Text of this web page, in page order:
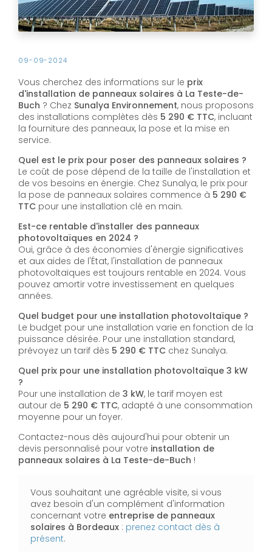
09-09-2024
Vous cherchez des informations sur le prix
d'installation de panneaux solaires à La Teste-de-
Buch ? Chez Sunalya Environnement, nous proposons
des installations complètes dès 5 290 € TTC, incluant
la fourniture des panneaux, la pose et la mise en
service.
Quel est le prix pour poser des panneaux solaires ?
Le coût de pose dépend de la taille de l'installation et
de vos besoins en énergie. Chez Sunalya, le prix pour
la pose de panneaux solaires commence à 5 290 €
TTC pour une installation clé en main.
Est-ce rentable d'installer des panneaux
photovoltaïques en 2024 ?
Oui, grâce à des économies d'énergie significatives
et aux aides de l'État, l'installation de panneaux
photovoltaïques est toujours rentable en 2024. Vous
pouvez amortir votre investissement en quelques
années.
Quel budget pour une installation photovoltaïque ?
Le budget pour une installation varie en fonction de la
puissance désirée. Pour une installation standard,
prévoyez un tarif dès 5 290 € TTC chez Sunalya.
Quel prix pour une installation photovoltaïque 3 kW
?
Pour une installation de 3 kW, le tarif moyen est
autour de 5 290 € TTC, adapté à une consommation
moyenne pour un foyer.
Contactez-nous dès aujourd'hui pour obtenir un
devis personnalisé pour votre installation de
panneaux solaires à La Teste-de-Buch !
Vous souhaitant une agréable visite, si vous
avez besoin d'un complément d'information
concernant votre entreprise de panneaux
solaires à Bordeaux : prenez contact dès à
présent.